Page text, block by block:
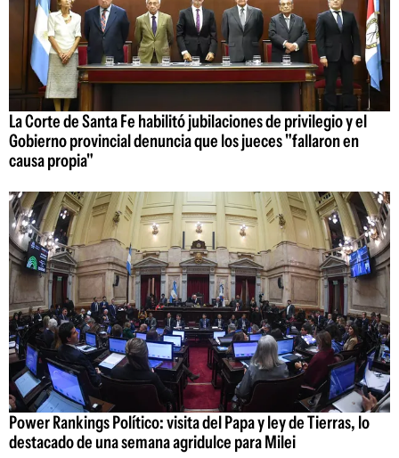
La Corte de Santa Fe habilitó jubilaciones de privilegio y el
Gobierno provincial denuncia que los jueces "fallaron en
causa propia"
Power Rankings Político: visita del Papa y ley de Tierras, lo
destacado de una semana agridulce para Milei